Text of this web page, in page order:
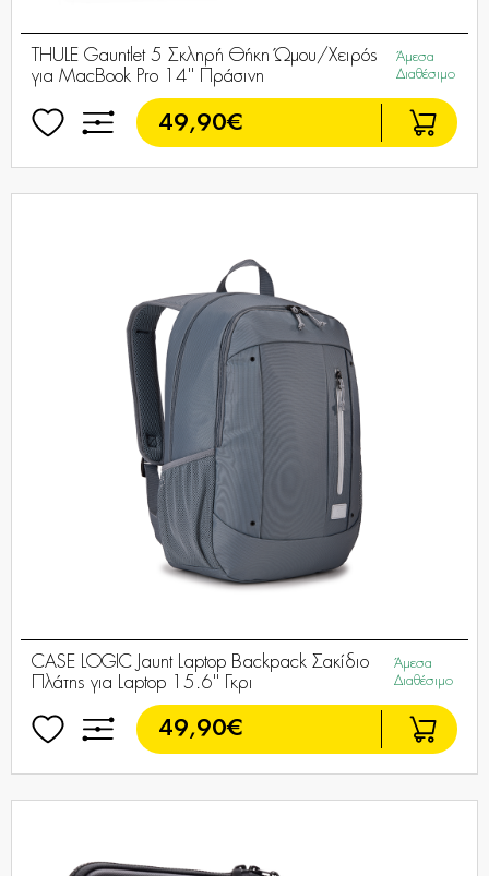
THULE Gauntlet 5 Σκληρή Θήκη Ώμου/Χειρός
για MacBook Pro 14'' Πράσινη
Άμεσα
Διαθέσιμο
49,90€
CASE LOGIC Jaunt Laptop Backpack Σακίδιο
Πλάτης για Laptop 15.6'' Γκρι
Άμεσα
Διαθέσιμο
49,90€